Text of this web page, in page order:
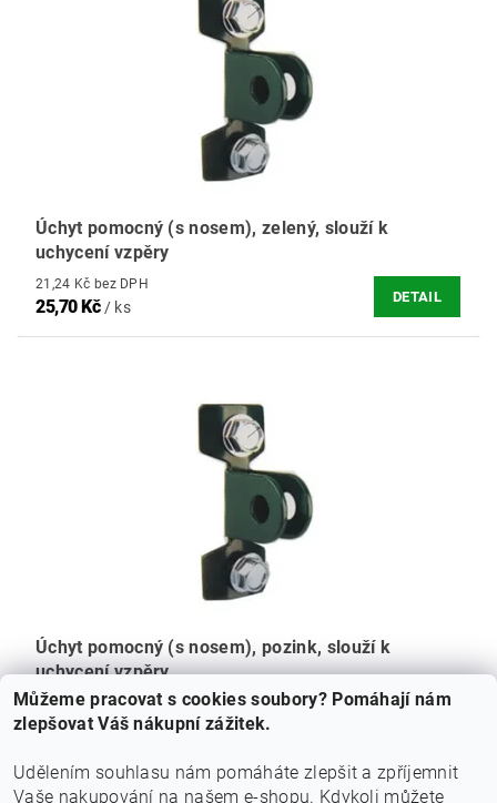
Úchyt pomocný (s nosem), zelený, slouží k
uchycení vzpěry
21,24 Kč bez DPH
25,70 Kč / ks
DETAIL
Úchyt pomocný (s nosem), pozink, slouží k
uchycení vzpěry
17,93 Kč bez DPH
21,70 Kč/ ks
Můžeme pracovat s cookies soubory? Pomáhají nám
zlepšovat Váš nákupní zážitek.
Udělením souhlasu nám pomáháte zlepšit a zpříjemnit
Vaše nakupování na našem e-shopu. Kdykoli můžete